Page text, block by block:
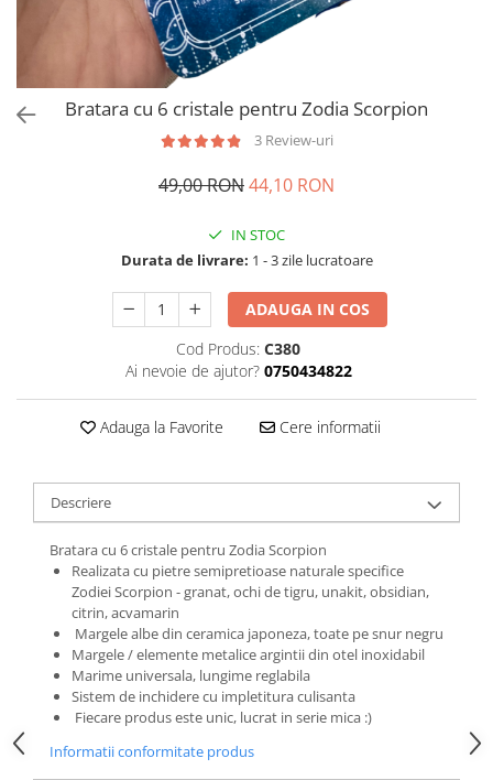
Bratara cu 6 cristale pentru Zodia Scorpion
3 Review-uri
49,00 RON44,10 RON
IN STOC
Durata de livrare: 1 - 3 zile lucratoare
ADAUGA IN COS
Cod Produs: C380
Ai nevoie de ajutor? 0750434822
Adauga la Favorite Cere informatii
Descriere
Bratara cu 6 cristale pentru Zodia Scorpion
Realizata cu pietre semipretioase naturale specifice
Zodiei Scorpion - granat, ochi de tigru, unakit, obsidian,
citrin, acvamarin
Margele albe din ceramica japoneza, toate pe snur negru
Margele / elemente metalice argintii din otel inoxidabil
Marime universala, lungime reglabila
Sistem de inchidere cu impletitura culisanta
Fiecare produs este unic, lucrat in serie mica :)
Informatii conformitate produs